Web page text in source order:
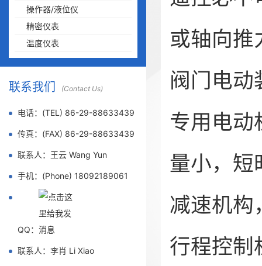
操作器/液位仪
精密仪表
温度仪表
联系我们 (Contact Us)
电话：(TEL) 86-29-88633439
传真：(FAX) 86-29-88633439
联系人：王云 Wang Yun
手机：(Phone) 18092189061
QQ：
联系人：李肖 Li Xiao
或轴向推
阀门电动
专用电动
量小，短
减速机构
行程控制